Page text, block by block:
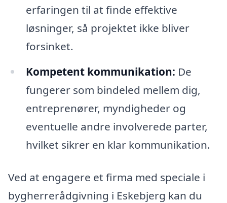
erfaringen til at finde effektive
løsninger, så projektet ikke bliver
forsinket.
Kompetent kommunikation: De
fungerer som bindeled mellem dig,
entreprenører, myndigheder og
eventuelle andre involverede parter,
hvilket sikrer en klar kommunikation.
Ved at engagere et firma med speciale i
bygherrerådgivning i Eskebjerg kan du